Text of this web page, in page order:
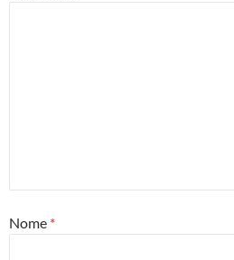
Nome *